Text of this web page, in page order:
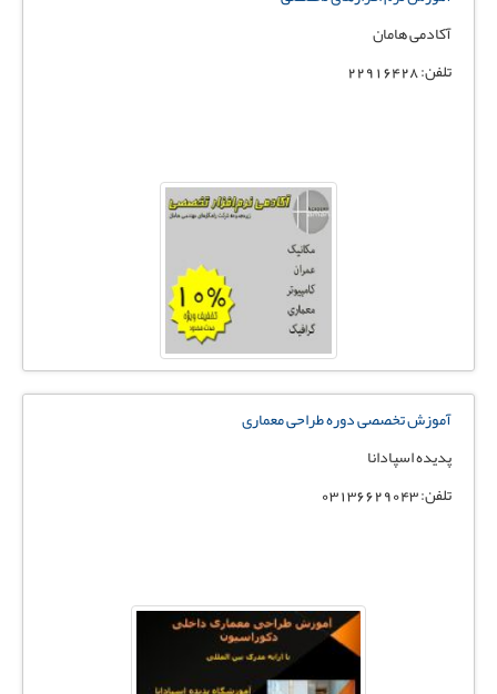
آکادمی هامان
تلفن: 22916428
آموزش تخصصی دوره طراحی معماری
پدیده اسپادانا
تلفن: 03136629043